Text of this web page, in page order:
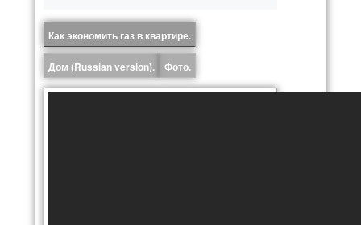
Как экономить газ в квартире.
Дом (Russian version). Фото.